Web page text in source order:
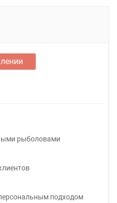
рыболовами
подходом